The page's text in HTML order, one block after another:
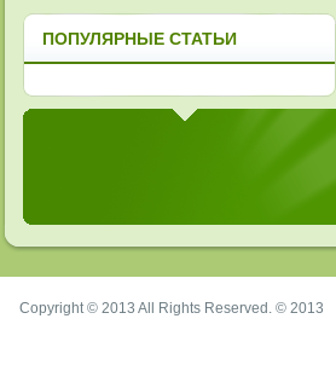
ПОПУЛЯРНЫЕ СТАТЬИ
Copyright © 2013 All Rights Reserved. © 2013